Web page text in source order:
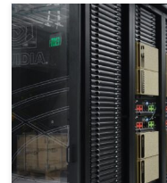
Oracle Cloud